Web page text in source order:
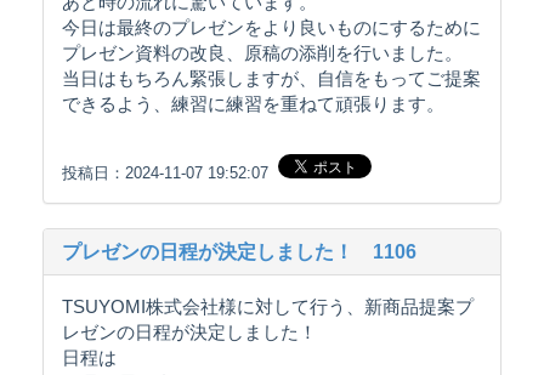
今日は最終のプレゼンをより良いものにするために
プレゼン資料の改良、原稿の添削を行いました。
当日はもちろん緊張しますが、自信をもってご提案
できるよう、練習に練習を重ねて頑張ります。
投稿日：2024-11-07 19:52:07
プレゼンの日程が決定しました！ 1106
TSUYOMI株式会社様に対して行う、新商品提案プ
レゼンの日程が決定しました！
日程は